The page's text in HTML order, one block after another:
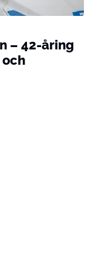
– 42-åring